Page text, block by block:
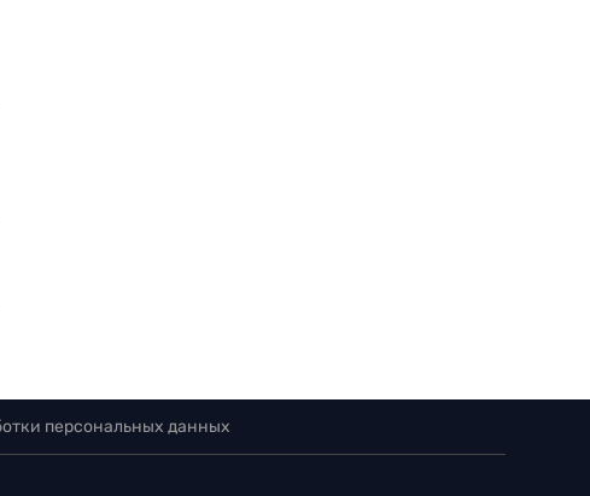
персональных данных